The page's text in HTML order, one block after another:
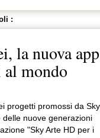
:
la nuova app
mondo
progetti promossi da Sky
delle nuove generazioni
"Sky Arte HD per i